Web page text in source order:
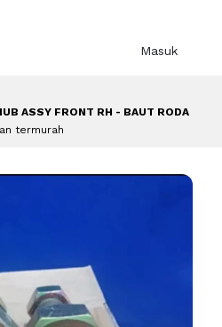
Masuk
ASSY FRONT RH - BAUT RODA
termurah